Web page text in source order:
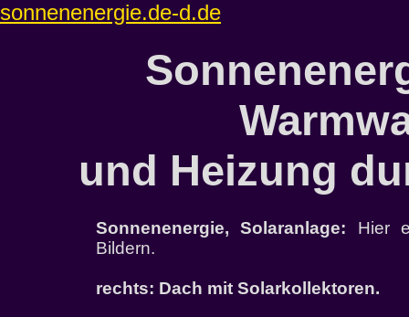
sonnenenergie.de-d.de
und Heizung
Sonnenenergie, Solaranlage: Hier
Bildern.
rechts: Dach mit Solarkollektoren.